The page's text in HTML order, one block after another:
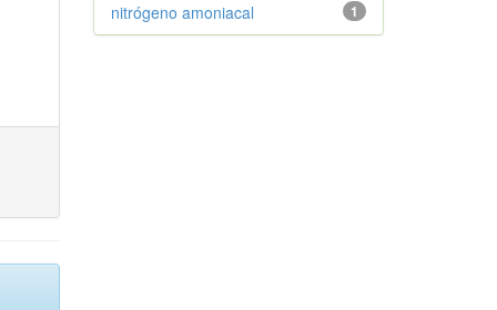
1
nitrógeno amoniacal